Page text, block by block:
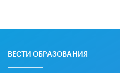
ВЕСТИ ОБРАЗОВАНИЯ